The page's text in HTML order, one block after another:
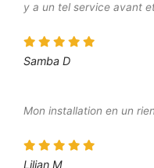
y a un tel service avant
Samba D
Mon installation en un
Lilian M